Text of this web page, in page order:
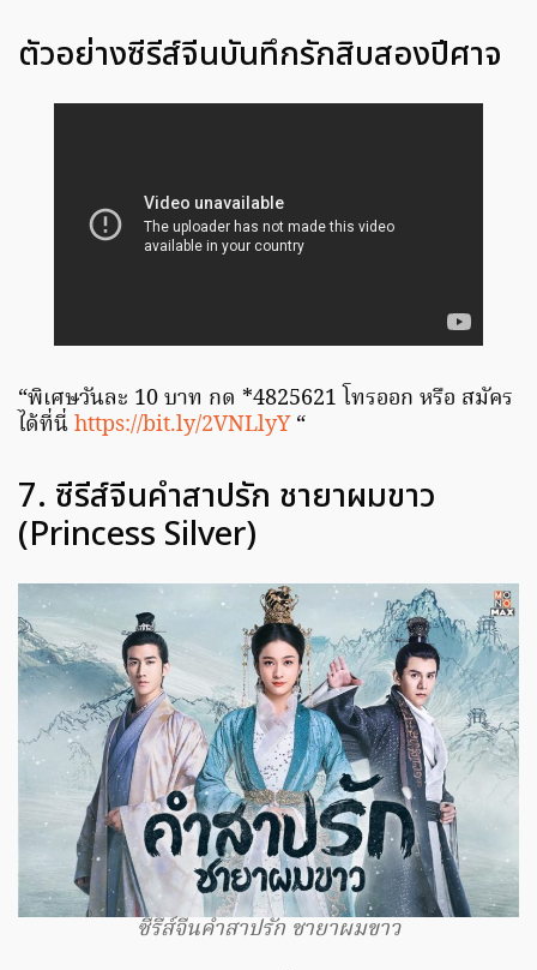
ตัวอย่างซีรีส์จีนบันทึกรักสิบสองปีศาจ
“พิเศษวันละ 10 บาท กด *4825621 โทรออก หรือ สมัคร
ได้ที่นี่https://bit.ly/2VNLlyY“
7. ซีรีส์จีนคำสาปรัก ชายาผมขาว
(Princess Silver)
ซีรีส์จีนคำสาปรัก ชายาผมขาว